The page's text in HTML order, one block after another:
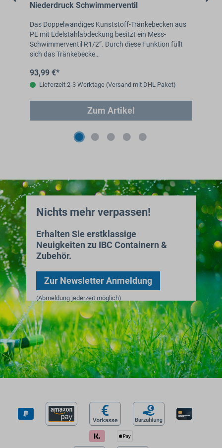
Niederdruck Schwimmerventil
Das Doppelwandiges Kunststoff-Tränkebecken aus
PE mit Edelstahlabdeckung besitzt ein Mess-
Schwimmerventil R1/2“. Durch diese Funktion füllt
sich das Tränkebecke…
93,99 €*
Lieferzeit 2-3 Werktage (Versand mit DHL Paket)
Zum Artikel
Nichts mehr verpassen!
Erhalten Sie erstklassige
Neuigkeiten zu IBC Containern &
Zubehör.
Zur Newsletter Anmeldung
(Abmeldung jederzeit möglich)